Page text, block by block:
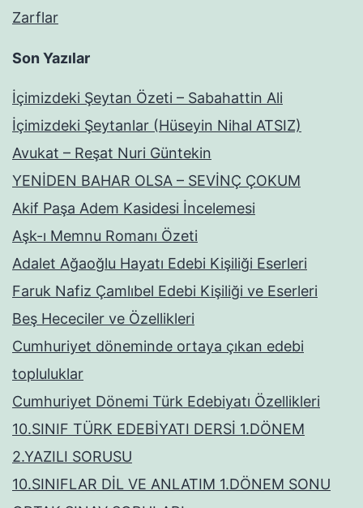
Zarflar
Son Yazılar
İçimizdeki Şeytan Özeti – Sabahattin Ali
İçimizdeki Şeytanlar (Hüseyin Nihal ATSIZ)
Avukat – Reşat Nuri Güntekin
YENİDEN BAHAR OLSA – SEVİNÇ ÇOKUM
Akif Paşa Adem Kasidesi İncelemesi
Aşk-ı Memnu Romanı Özeti
Adalet Ağaoğlu Hayatı Edebi Kişiliği Eserleri
Faruk Nafiz Çamlıbel Edebi Kişiliği ve Eserleri
Beş Hececiler ve Özellikleri
Cumhuriyet döneminde ortaya çıkan edebi
topluluklar
Cumhuriyet Dönemi Türk Edebiyatı Özellikleri
10.SINIF TÜRK EDEBİYATI DERSİ 1.DÖNEM
2.YAZILI SORUSU
10.SINIFLAR DİL VE ANLATIM 1.DÖNEM SONU